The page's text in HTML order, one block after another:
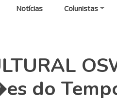
Notícias Colunistas
do